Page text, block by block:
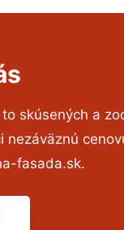
skúsených a
nezáväznú
fasada.sk.